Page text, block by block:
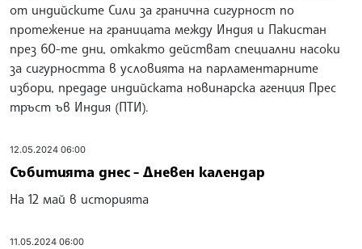
от индийските Сили за гранична сигурност по
протежение на границата между Индия и Пакистан
през 60-те дни, откакто действат специални насоки
за сигурността в условията на парламентарните
избори, предаде индийската новинарска агенция Прес
тръст ъв Индия (ПТИ).
12.05.2024 06:00
Събитията днес - Дневен календар
На 12 май в историята
11.05.2024 06:00